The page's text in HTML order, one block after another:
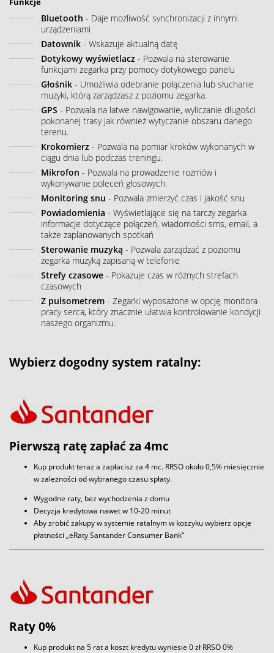
Bluetooth - Daje możliwość synchronizacji z innymi
urządzeniami
Datownik - Wskazuje aktualną datę
Dotykowy wyświetlacz - Pozwala na sterowanie
funkcjami zegarka przy pomocy dotykowego panelu
Głośnik - Umożliwia odebranie połączenia lub słuchanie
muzyki, którą zarządzasz z poziomu zegarka.
GPS - Pozwala na łatwe nawigowanie, wyliczanie długości
pokonanej trasy jak również wytyczanie obszaru danego
terenu.
Krokomierz - Pozwala na pomiar kroków wykonanych w
ciągu dnia lub podczas treningu.
Mikrofon - Pozwala na prowadzenie rozmów i
wykonywanie poleceń głosowych.
Monitoring snu - Pozwala zmierzyć czas i jakość snu
Powiadomienia - Wyświetlające się na tarczy zegarka
informacje dotyczące połączeń, wiadomości sms, email, a
także zaplanowanych spotkań
Sterowanie muzyką - Pozwala zarządzać z poziomu
zegarka muzyką zapisaną w telefonie
Strefy czasowe - Pokazuje czas w różnych strefach
czasowych
Z pulsometrem - Zegarki wyposażone w opcję monitora
pracy serca, który znacznie ułatwia kontrolowanie kondycji
naszego organizmu.
Wybierz dogodny system ratalny:
Pierwszą ratę zapłać za 4mc
Kup produkt teraz a zapłacisz za 4 mc. RRSO około 0,5% miesięcznie
w zależności od wybranego czasu spłaty.
Wygodne raty, bez wychodzenia z domu
Decyzja kredytowa nawet w 10-20 minut
Aby zrobić zakupy w systemie ratalnym w koszyku wybierz opcje
płatności „eRaty Santander Consumer Bank”
Raty 0%
Kup produkt na 5 rat a koszt kredytu wyniesie 0 zł RRSO 0%